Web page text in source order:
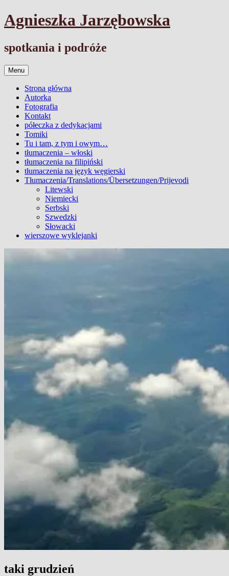
Przejdź
do
Agnieszka Jarzębowska
spotkania i podróże
Menu
Strona główna
Autorka
Fotografia
Kontakt
półeczka z dedykacjami
Tomiki
Tu i tam, z tym i owym…
tłumaczenia – włoski
tłumaczenia na filipiński
tłumaczenia na język węgierski
Tłumaczenia/Translations/Übersetzungen/Prijevodi
Litewski
Niemiecki
Serbski
Szwedzki
Słowacki
wierszowe wyklejanki
taki grudzień